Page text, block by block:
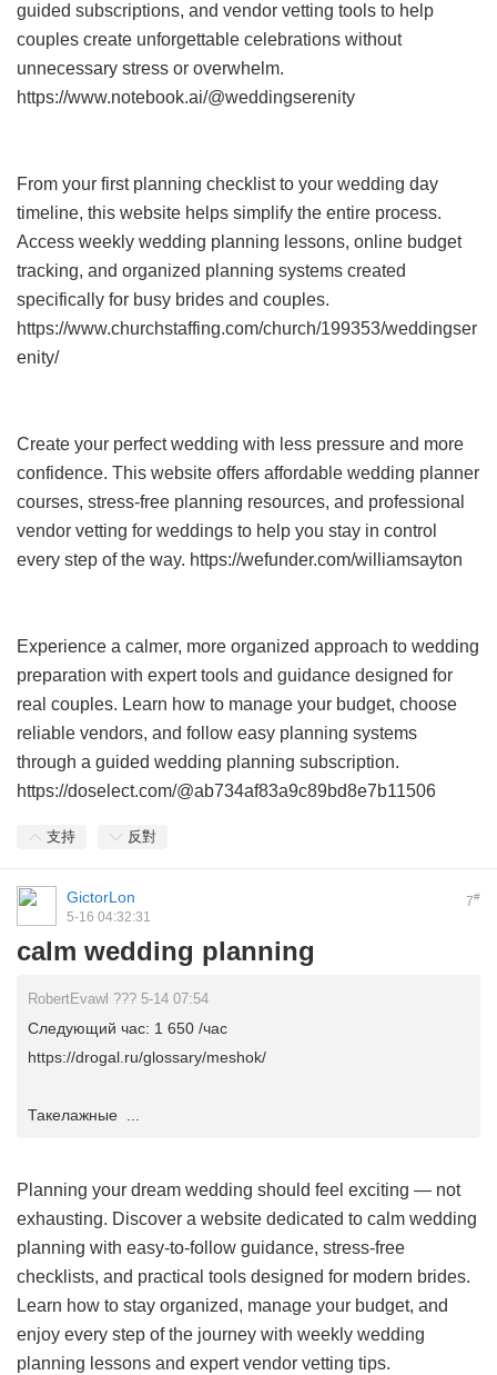
guided subscriptions, and vendor vetting tools to help
couples create unforgettable celebrations without
unnecessary stress or overwhelm.
https://www.notebook.ai/@weddingserenity
From your first planning checklist to your wedding day
timeline, this website helps simplify the entire process.
Access weekly wedding planning lessons, online budget
tracking, and organized planning systems created
specifically for busy brides and couples.
https://www.churchstaffing.com/church/199353/weddingser
enity/
Create your perfect wedding with less pressure and more
confidence. This website offers affordable wedding planner
courses, stress-free planning resources, and professional
vendor vetting for weddings to help you stay in control
every step of the way. https://wefunder.com/williamsayton
Experience a calmer, more organized approach to wedding
preparation with expert tools and guidance designed for
real couples. Learn how to manage your budget, choose
reliable vendors, and follow easy planning systems
through a guided wedding planning subscription.
https://doselect.com/@ab734af83a9c89bd8e7b11506
支持 反對
7#
GictorLon
5-16 04:32:31
calm wedding planning
RobertEvawl ??? 5-14 07:54
Следующий час: 1 650 /час
https://drogal.ru/glossary/meshok/
Такелажные ...
Planning your dream wedding should feel exciting — not
exhausting. Discover a website dedicated to calm wedding
planning with easy-to-follow guidance, stress-free
checklists, and practical tools designed for modern brides.
Learn how to stay organized, manage your budget, and
enjoy every step of the journey with weekly wedding
planning lessons and expert vendor vetting tips.